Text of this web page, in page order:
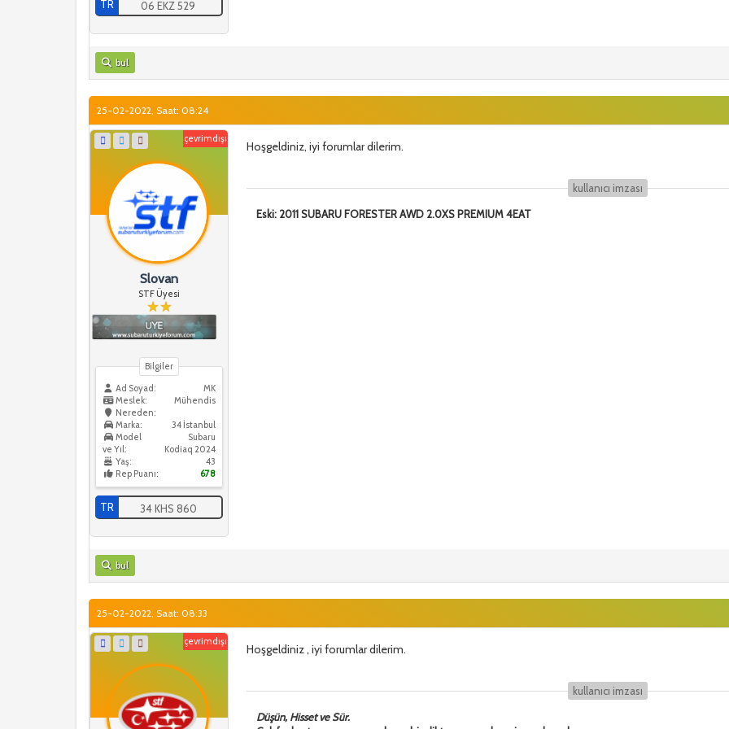
TR 06 EKZ 529
bul
25-02-2022, Saat: 08:24
çevrimdışı
Slovan
STF Üyesi
Bilgiler
Ad Soyad:
MK
Meslek:
Mühendis
Nereden:
34 İstanbul
Marka:
Subaru
Model
ve Yıl:
Kodiaq 2024
Yaş:
43
Rep Puanı:
678
TR 34 KHS 860
Hoşgeldiniz, iyi forumlar dilerim.
kullanıcı i̇mzası
Eski: 2011 SUBARU FORESTER AWD 2.0XS PREMIUM 4EAT
bul
25-02-2022, Saat: 08:33
çevrimdışı
Hoşgeldiniz , iyi forumlar dilerim.
kullanıcı i̇mzası
Düşün, Hisset ve Sür.